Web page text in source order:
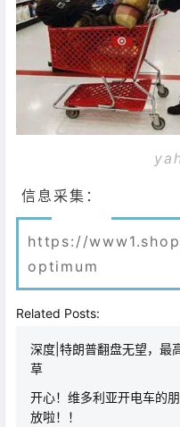
信息采集：
https://
optimum
Related Posts:
深度|特朗普翻盘无望，最
草
开心！维多利亚开电车的
放啦！！